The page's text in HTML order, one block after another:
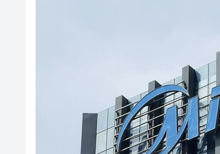
港區全國人大代表團結束安
民政總署開放19間社區會堂和
有片 | 廣東省第十七屆運動會
調查發現港漂「越住越愛港」